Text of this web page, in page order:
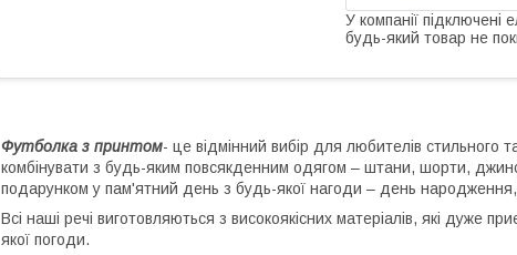
У компанії підключені
будь-який товар не
Футболка з принтом- це відмінний вибір для любителів стильного
комбінувати з будь-яким повсякденним одягом – штани, шорти,
подарунком у пам'ятний день з будь-якої нагоди – день народження,
Всі наші речі виготовляються з високоякісних матеріалів, які дуже
якої погоди.